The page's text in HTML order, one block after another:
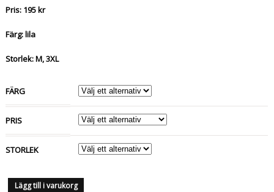
Pris: 195 kr
Färg: lila
Storlek: M, 3XL
FÄRG
PRIS
STORLEK
Lägg till i varukorg